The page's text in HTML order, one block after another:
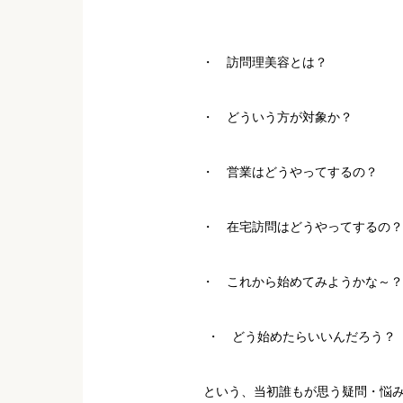
・ 訪問理美容とは？
・ どういう方が対象か？
・ 営業はどうやってするの？
・ 在宅訪問はどうやってするの？
・ これから始めてみようかな～？
・ どう始めたらいいんだろう？
という、当初誰もが思う疑問・悩